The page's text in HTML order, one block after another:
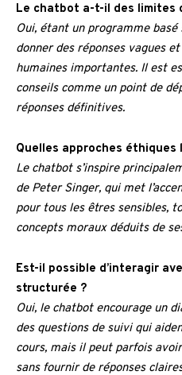
Le chatbot a-t-il des limites
Oui, étant un programme
donner des réponses vagues
humaines importantes. Il est
conseils comme un point de
réponses définitives.
Quelles approches
Le chatbot s’inspire
de Peter Singer, qui met
pour tous les êtres sensibles,
concepts moraux déduits de
Est-il possible d’interagir
structurée ?
Oui, le chatbot encourage un
des questions de suivi qui
cours, mais il peut parfois
sans fournir de réponses